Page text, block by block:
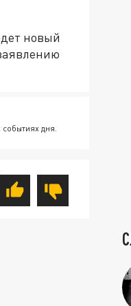
новый
дня.